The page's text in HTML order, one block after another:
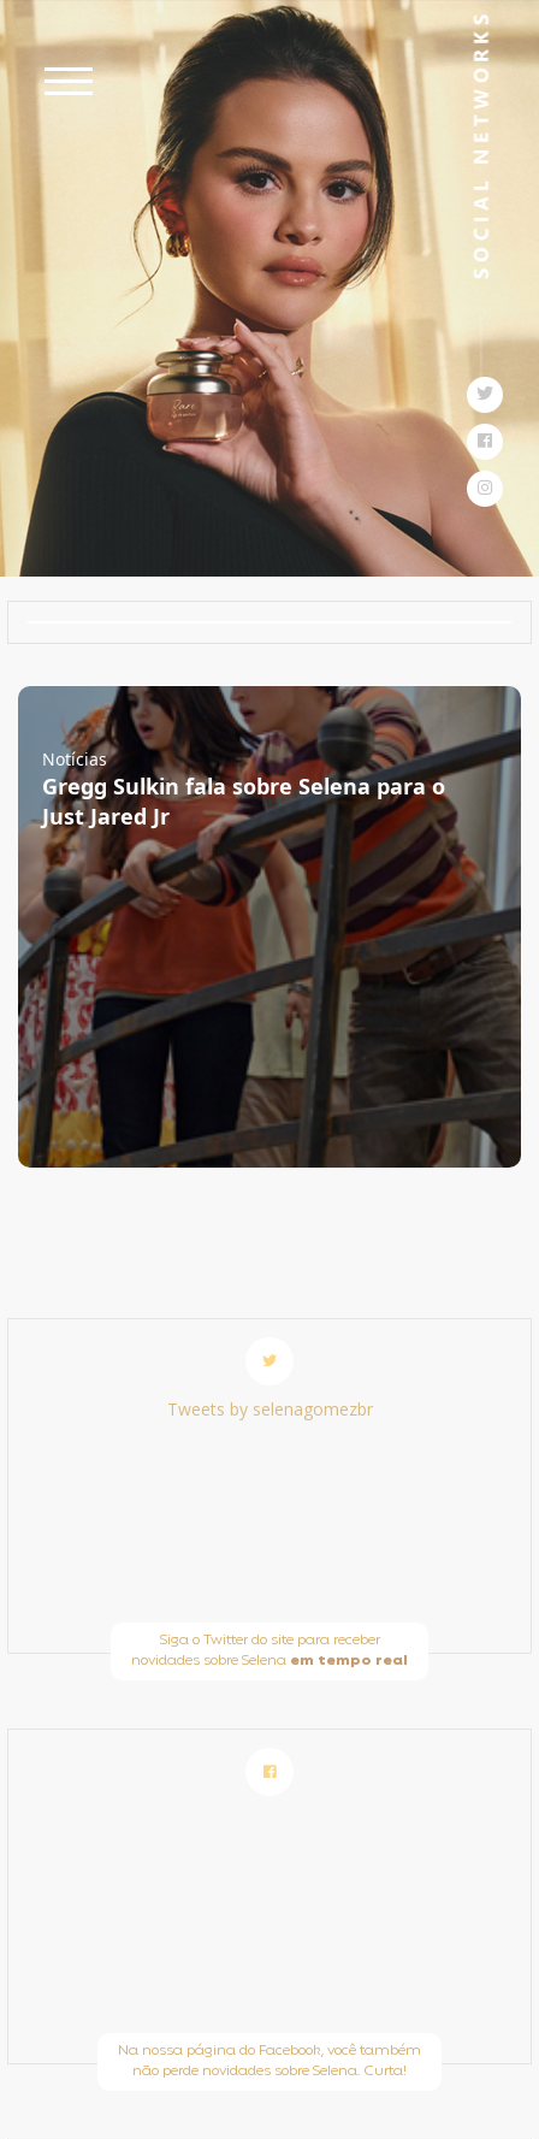
Notícias
Gregg Sulkin fala sobre Selena para o
Just Jared Jr
Tweets by selenagomezbr
Siga o Twitter do site para receber
novidades sobre Selena em tempo real
Na nossa página do Facebook, você também
não perde novidades sobre Selena. Curta!